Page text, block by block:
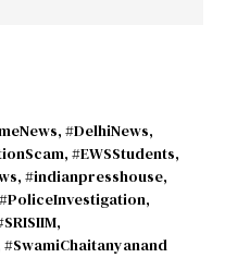
, #DelhiNews,
, #EWSStudents,
, #indianpresshouse,
#PoliceInvestigation,
,
#SwamiChaitanyanand